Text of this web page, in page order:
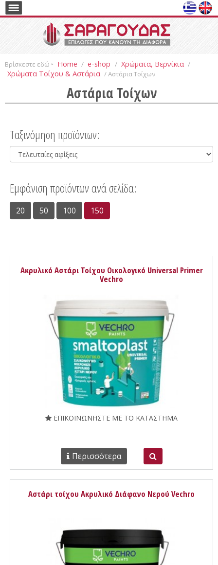
Βρίσκεστε εδώ ‣ Home / e-shop / Χρώματα, Βερνίκια /
Χρώματα Τοίχου & Αστάρια / Αστάρια Τοίχων
Αστάρια Τοίχων
Ταξινόμηση προϊόντων:
Εμφάνιση προϊόντων ανά σελίδα:
20 50 100 150
Ακρυλικό Αστάρι Τοίχου Οικολογικό Universal Primer
Vechro
ΕΠΙΚΟΙΝΩΝΗΣΤΕ ΜΕ ΤΟ ΚΑΤΑΣΤΗΜΑ
Περισσότερα
Αστάρι τοίχου Ακρυλικό Διάφανο Νερού Vechro